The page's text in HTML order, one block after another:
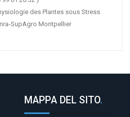
des Plantes sous Stress
SupAgro Montpellier
MAPPA DEL SITO.